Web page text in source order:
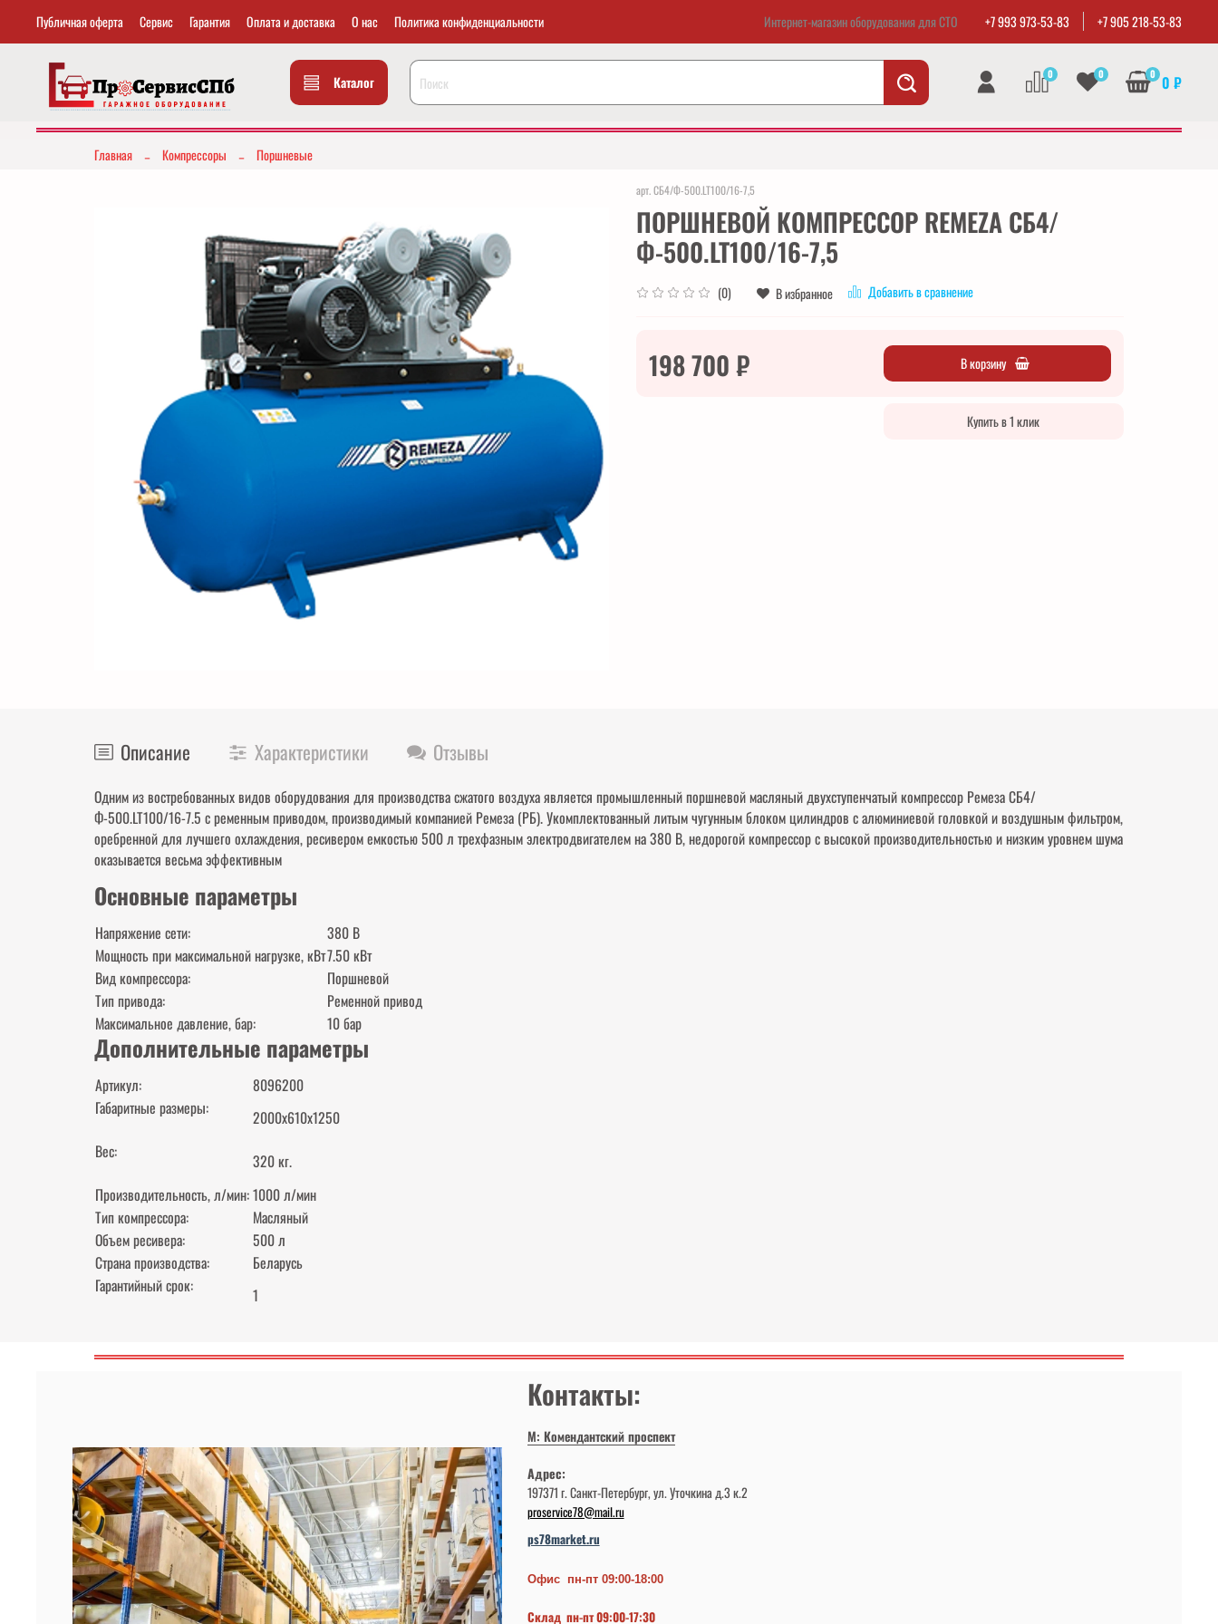
Публичная оферта Сервис Гарантия Оплата и доставка О нас Политика конфиденциальности Интернет-магазин оборудования для СТО +7 993 973-53-83 +7 905 218-53-83
Каталог 0 0 0 0 ₽
Главная Компрессоры Поршневые
арт.СБ4/Ф-500.LT100/16-7,5
ПОРШНЕВОЙ КОМПРЕССОР REMEZA СБ4/
Ф-500.LT100/16-7,5
(0) В избранное Добавить в сравнение
198 700 ₽ В корзину
Купить в 1 клик
Описание Характеристики Отзывы
Одним из востребованных видов оборудования для производства сжатого воздуха является промышленный поршневой масляный двухступенчатый компрессор Ремеза СБ4/
Ф-500.LT100/16-7.5 с ременным приводом, производимый компанией Ремеза (РБ). Укомплектованный литым чугунным блоком цилиндров с алюминиевой головкой и воздушным фильтром,
оребренной для лучшего охлаждения, ресивером емкостью 500 л трехфазным электродвигателем на 380 В, недорогой компрессор с высокой производительностью и низким уровнем шума
оказывается весьма эффективным
Основные параметры
Напряжение сети:
380 В
Мощность при максимальной нагрузке, кВт7.50 кВт
Вид компрессора:
Поршневой
Тип привода:
Ременной привод
Максимальное давление, бар:
10 бар
Дополнительные параметры
Артикул:
8096200
Габаритные размеры:
2000x610x1250
Вес:
320 кг.
Производительность, л/мин:1000 л/мин
Тип компрессора:
Масляный
Объем ресивера:
500 л
Страна производства:
Беларусь
Гарантийный срок:
1
Контакты:
М: Комендантский проспект
Адрес:
197371 г. Санкт-Петербург, ул. Уточкина д.3 к.2
proservice78@mail.ru
ps78market.ru
Офис пн-пт 09:00-18:00
Склад пн-пт 09:00-17:30